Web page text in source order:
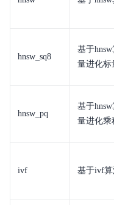
Logstash
API文档
ELK
常见问题
hnsw_sq8
基于
量进化标
hnsw_pq
基于
量进化乘
ivf 基于ivf算